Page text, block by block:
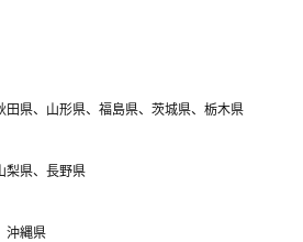
県、山形県、福島県、茨城県、栃木県
梨県、長野県
沖縄県